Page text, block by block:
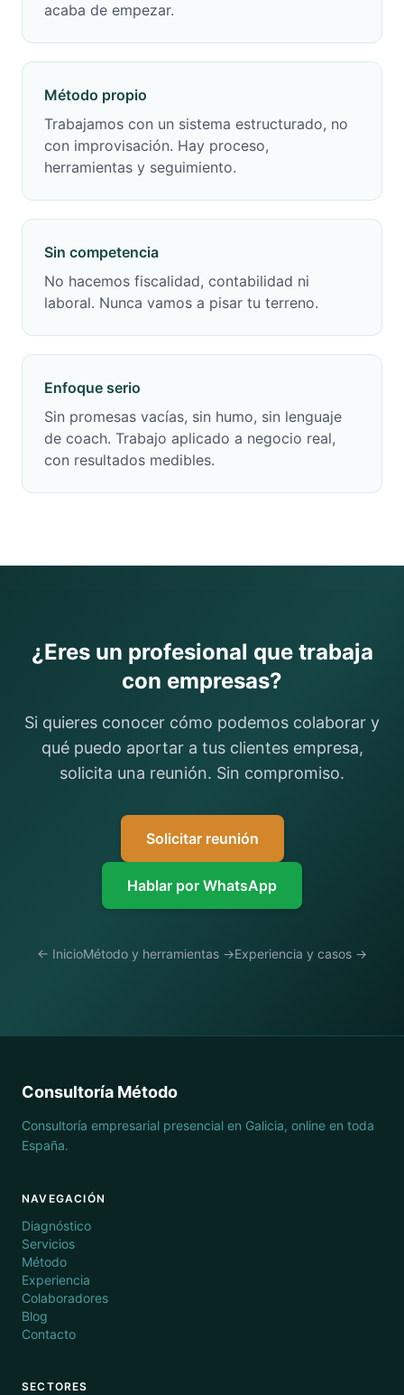
acaba de empezar.
Método propio
Trabajamos con un sistema estructurado, no
con improvisación. Hay proceso,
herramientas y seguimiento.
Sin competencia
No hacemos fiscalidad, contabilidad ni
laboral. Nunca vamos a pisar tu terreno.
Enfoque serio
Sin promesas vacías, sin humo, sin lenguaje
de coach. Trabajo aplicado a negocio real,
con resultados medibles.
¿Eres un profesional que trabaja
con empresas?
Si quieres conocer cómo podemos colaborar y
qué puedo aportar a tus clientes empresa,
solicita una reunión. Sin compromiso.
Solicitar reunión
Hablar por WhatsApp
← InicioMétodo y herramientas →Experiencia y casos →
Consultoría Método
Consultoría empresarial presencial en Galicia, online en toda
España.
NAVEGACIÓN
Diagnóstico
Servicios
Método
Experiencia
Colaboradores
Blog
Contacto
SECTORES